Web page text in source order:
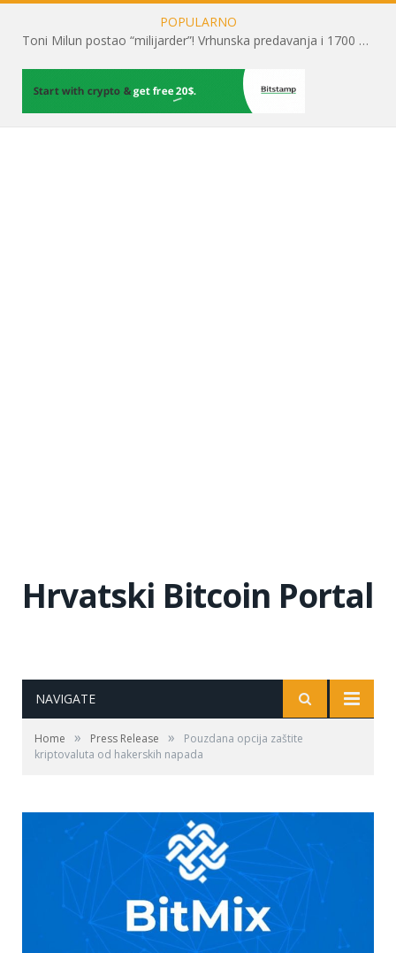
POPULARNO
Toni Milun postao “milijarder”! Vrhunska predavanja i 1700 posjetitelja obilježili su mjesec financijske pismenosti
Hrvatski Bitcoin Portal
NAVIGATE
Home » Press Release »
Pouzdana opcija zaštite
kriptovaluta od hakerskih napada